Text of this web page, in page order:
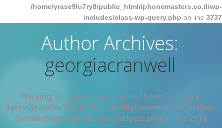
/home/yrase9lu7ry8/public_html/iphonemasters.co.il/wp-
includes/class-wp-query.php on line 3737
Author Archives:
georgiacranwell
Warning: Attempt to read property "labels" on null in
/home/yrase9lu7ry8/public_html/iphonemasters.co.il/wp-
content/themes/dt-the7/inc/helpers.php on line 2078